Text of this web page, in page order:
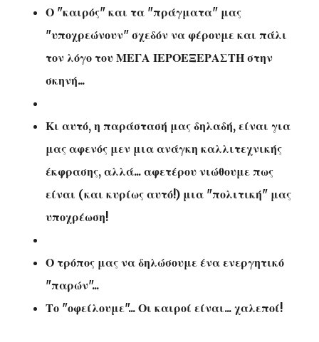
Ο "καιρός" και τα "πράγματα" μας
"υποχρεώνουν" σχεδόν να φέρουμε και πάλι
τον λόγο του ΜΕΓΑ ΙΕΡΟΕΞΕΡΑΣΤΗ στην
σκηνή...
Κι αυτό, η παράστασή μας δηλαδή, είναι για
μας αφενός μεν μια ανάγκη καλλιτεχνικής
έκφρασης, αλλά... αφετέρου νιώθουμε πως
είναι (και κυρίως αυτό!) μια "πολιτική" μας
υποχρέωση!
Ο τρόπος μας να δηλώσουμε ένα ενεργητικό
"παρών"...
Το "οφείλουμε"... Οι καιροί είναι... χαλεποί!